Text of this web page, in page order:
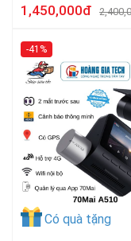
1,450,000đ
-41%
Có quà tặng